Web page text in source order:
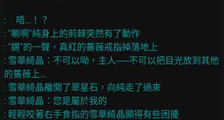
:     唔…！？
: "唰啊"純身上的荊棘突然有了動作
: "鏘"的一聲，真紅的薔薇戒指掉落地上
: 雪華綺晶：不可以呦，主人──不可以把目光放到其他
的薔薇上…
: 雪華綺晶離開了翠星石，向純走了過來
: 雪華綺晶：您是屬於我的
: 輕輕咬著右手食指的雪華綺晶顯得有些困擾